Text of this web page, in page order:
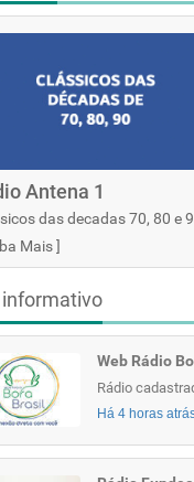
Antena 1
das decadas 70, 80 e
Mais]
Web Rádio
Rádio
Há 4 horas